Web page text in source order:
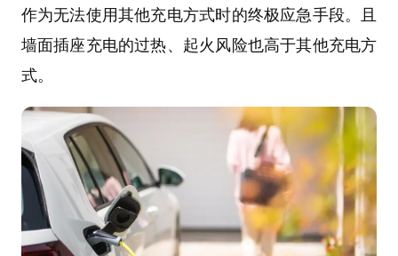
作为无法使用其他充电方式时的终极应急手段。且
墙面插座充电的过热、起火风险也高于其他充电方
式。